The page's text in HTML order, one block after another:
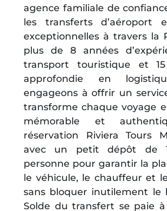
agence familiale de
les transferts d’aéroport
exceptionnelles à travers la
plus de 8 années
transport touristique et 15
approfondie en
engageons à offrir un
transforme chaque voyage
mémorable et
réservation Riviera Tours
avec un petit dépôt de
personne pour garantir la
le véhicule, le chauffeur et
sans bloquer inutilement le
Solde du transfert se paie